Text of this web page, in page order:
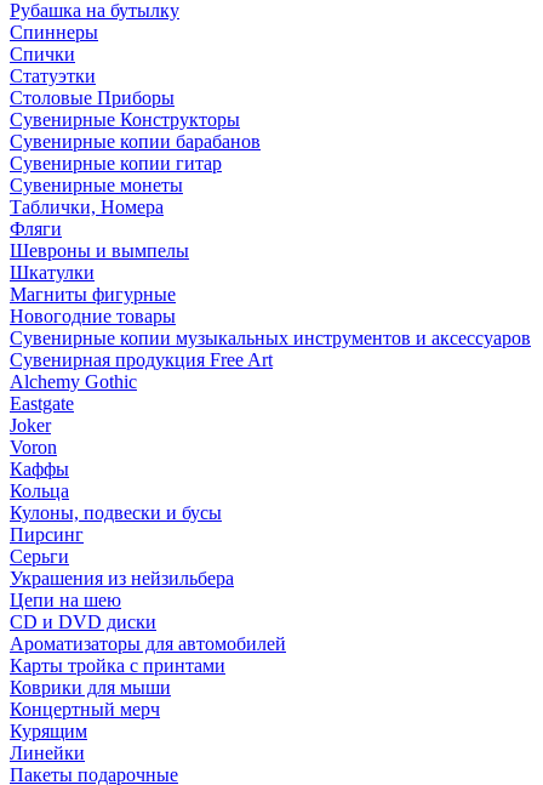
Рубашка на бутылку
Спиннеры
Спички
Статуэтки
Столовые Приборы
Сувенирные Конструкторы
Сувенирные копии барабанов
Сувенирные копии гитар
Сувенирные монеты
Таблички, Номера
Фляги
Шевроны и вымпелы
Шкатулки
Магниты фигурные
Новогодние товары
Сувенирные копии музыкальных инструментов и аксессуаров
Сувенирная продукция Free Art
Alchemy Gothic
Eastgate
Joker
Voron
Каффы
Кольца
Кулоны, подвески и бусы
Пирсинг
Серьги
Украшения из нейзильбера
Цепи на шею
CD и DVD диски
Ароматизаторы для автомобилей
Карты тройка с принтами
Коврики для мыши
Концертный мерч
Курящим
Линейки
Пакеты подарочные